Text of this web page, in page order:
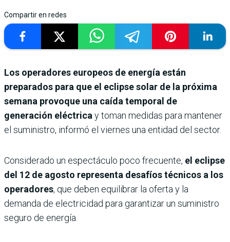
Compartir en redes
Los operadores europeos de energía están
preparados para que el eclipse solar de la próxima
semana provoque una caída temporal de
generación eléctrica y toman medidas para mantener
el suministro, informó el viernes una entidad del sector.
Considerado un espectáculo poco frecuente, el eclipse
del 12 de agosto representa desafíos técnicos a los
operadores, que deben equilibrar la oferta y la
demanda de electricidad para garantizar un suministro
seguro de energía.